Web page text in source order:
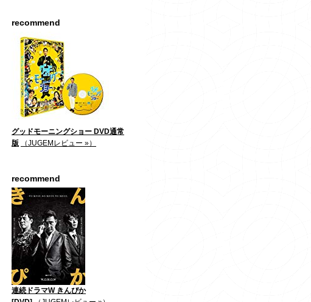
recommend
グッドモーニングショー DVD通常
版
（JUGEMレビュー »）
recommend
連続ドラマW きんぴか